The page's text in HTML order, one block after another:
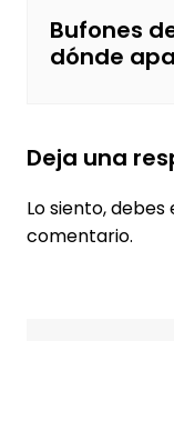
Bufones
dónde
Deja una
Lo siento, debes
comentario.